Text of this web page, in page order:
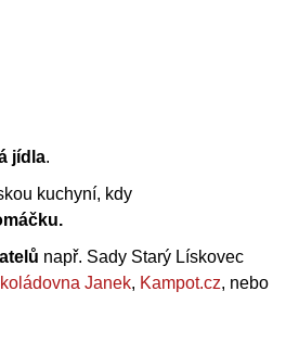
jídla.
kuchyní, kdy
např. Sady Starý Lískovec
Janek, Kampot.cz, nebo